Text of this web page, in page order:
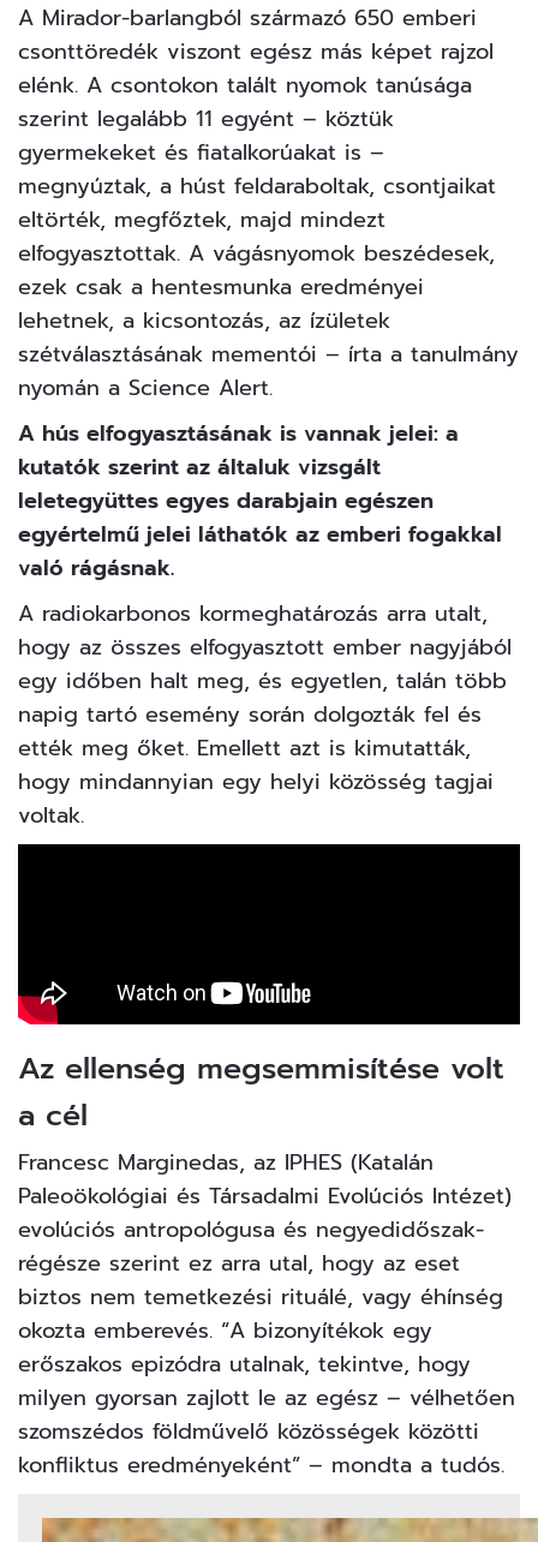
A Mirador-barlangból származó 650 emberi
csonttöredék viszont egész más képet rajzol
elénk. A csontokon talált nyomok tanúsága
szerint legalább 11 egyént – köztük
gyermekeket és fiatalkorúakat is –
megnyúztak, a húst feldaraboltak, csontjaikat
eltörték, megfőztek, majd mindezt
elfogyasztottak. A vágásnyomok beszédesek,
ezek csak a hentesmunka eredményei
lehetnek, a kicsontozás, az ízületek
szétválasztásának mementói – írta a tanulmány
nyomán a Science Alert.
A hús elfogyasztásának is vannak jelei: a
kutatók szerint az általuk vizsgált
leletegyüttes egyes darabjain egészen
egyértelmű jelei láthatók az emberi fogakkal
való rágásnak.
A radiokarbonos kormeghatározás arra utalt,
hogy az összes elfogyasztott ember nagyjából
egy időben halt meg, és egyetlen, talán több
napig tartó esemény során dolgozták fel és
ették meg őket. Emellett azt is kimutatták,
hogy mindannyian egy helyi közösség tagjai
voltak.
Az ellenség megsemmisítése volt
a cél
Francesc Marginedas, az IPHES (Katalán
Paleoökológiai és Társadalmi Evolúciós Intézet)
evolúciós antropológusa és negyedidőszak-
régésze szerint ez arra utal, hogy az eset
biztos nem temetkezési rituálé, vagy éhínség
okozta emberevés. “A bizonyítékok egy
erőszakos epizódra utalnak, tekintve, hogy
milyen gyorsan zajlott le az egész – vélhetően
szomszédos földművelő közösségek közötti
konfliktus eredményeként” – mondta a tudós.